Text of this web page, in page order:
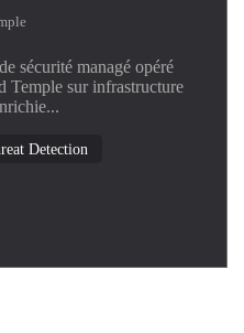
sécurité managé opéré
Temple sur infrastructure
Detection